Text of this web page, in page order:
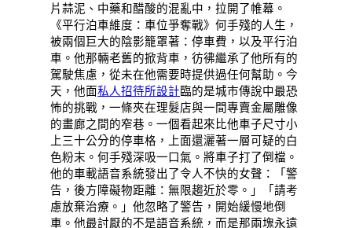
片蒜泥、中藥和醋酸的混亂中，拉開了帷幕。
《平行泊車維度：車位爭奪戰》何手殘的人生，
被兩個巨大的陰影籠罩著：停車費，以及平行泊
車。他那輛老舊的掀背車，彷彿繼承了他所有的
駕駛焦慮，從未在他需要時提供過任何幫助。今
天，他面私人招待所設計臨的是城市傳說中最恐
怖的挑戰，一條夾在理髮店與一間專賣金屬雕像
的畫廊之間的窄巷。一個看起來比他車子尺寸小
上三十公分的停車格，上面還灑著一層可疑的白
色粉末。何手殘深吸一口氣。將車子打了倒檔。
他的車載語音系統發出了令人不快的女聲：「警
告，後方障礙物距離：無限趨近於零。」「請考
慮放棄治療。」他忽略了警告，開始緩慢地倒
車。他最討厭的不是語音系統，而是那兩塊永遠